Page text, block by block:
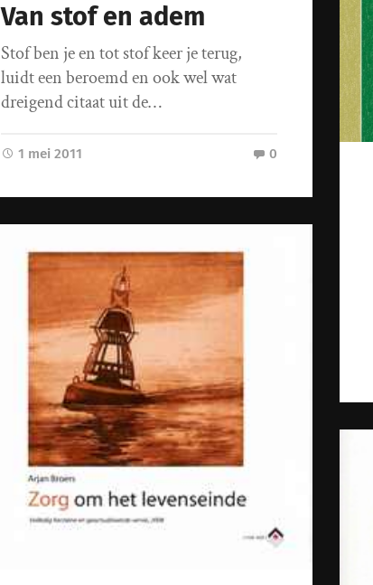
Van stof en adem
Stof ben je en tot stof keer je terug,
luidt een beroemd en ook wel wat
dreigend citaat uit de…
1 mei 2011 0